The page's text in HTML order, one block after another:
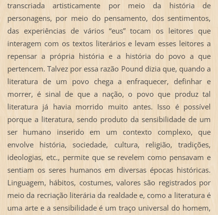
transcriada artisticamente por meio da história de
personagens, por meio do pensamento, dos sentimentos,
das experiências de vários “eus” tocam os leitores que
interagem com os textos literários e levam esses leitores a
repensar a própria história e a história do povo a que
pertencem. Talvez por essa razão Pound dizia que, quando a
literatura de um povo chega a enfraquecer, definhar e
morrer, é sinal de que a nação, o povo que produz tal
literatura já havia morrido muito antes. Isso é possível
porque a literatura, sendo produto da sensibilidade de um
ser humano inserido em um contexto complexo, que
envolve história, sociedade, cultura, religião, tradições,
ideologias, etc., permite que se revelem como pensavam e
sentiam os seres humanos em diversas épocas históricas.
Linguagem, hábitos, costumes, valores são registrados por
meio da recriação literária da realdade e, como a literatura é
uma arte e a sensibilidade é um traço universal do homem,